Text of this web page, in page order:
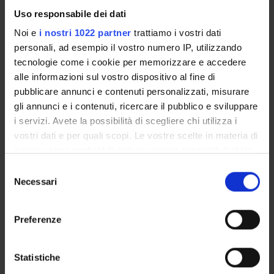
Uso responsabile dei dati
Noi e i nostri 1022 partner trattiamo i vostri dati
personali, ad esempio il vostro numero IP, utilizzando
tecnologie come i cookie per memorizzare e accedere
alle informazioni sul vostro dispositivo al fine di
pubblicare annunci e contenuti personalizzati, misurare
gli annunci e i contenuti, ricercare il pubblico e sviluppare
i servizi. Avete la possibilità di scegliere chi utilizza i
vostri dati e per quali scopi. Le vostre scelte in materia di
modificare o revocare il proprio consenso in qualsiasi
momento dalla Dichiarazione sui cookie o facendo clic
raccogliere informazioni sulla tua posizione
geografica, con un'approssimazione di qualche
delNecessari
Preferenze
Statistiche
ORGANIZZAZIONE
GOVERNANCE
COMMISSIONI
CENTRI